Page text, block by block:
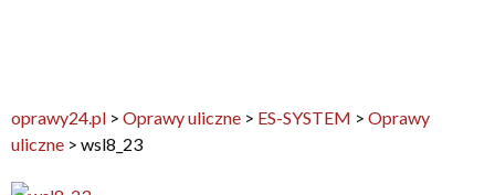
oprawy24.pl > Oprawy uliczne > ES-SYSTEM > Oprawy
uliczne > wsl8_23